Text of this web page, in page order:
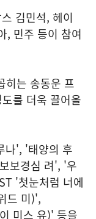
김민석, 헤이
, 민주 등이 참여
히는 송동운 프
를 더욱 끌어올
나', '태양의 후
보경심 려', '우
'첫눈처럼 너에
드 미)',
미스 유)' 등을